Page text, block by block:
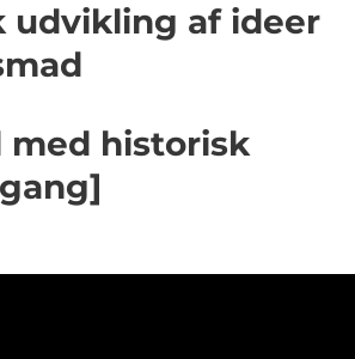
udvikling af ideer
med historisk